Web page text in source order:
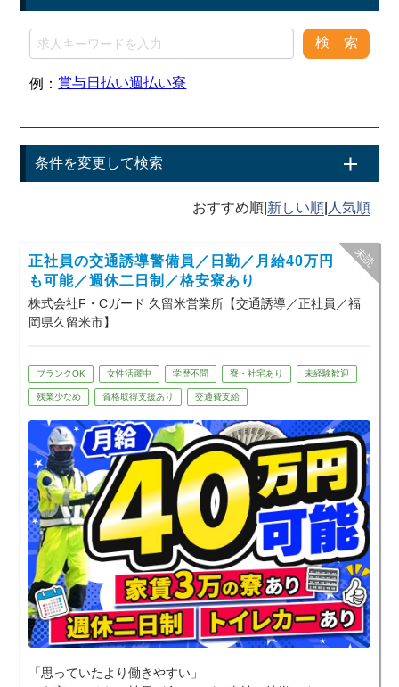
例： 賞与日払い週払い寮
条件を変更して検索
| |
正社員の交通誘導警備員／日勤／月給40万円
も可能／週休二日制／格安寮あり
株式会社F・Cガード 久留米営業所【交通誘導／正社員／福
岡県久留米市】
ブランクOK 女性活躍中 学歴不問 寮・社宅あり 未経験歓迎
残業少なめ 資格取得支援あり 交通費支給
「思っていたより働きやすい」